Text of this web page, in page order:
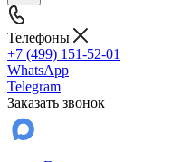
Телефоны
+7 (499) 151-52-01
WhatsApp
Telegram
Заказать звонок